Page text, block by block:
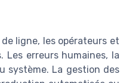
ligne, les opérateurs et
erreurs humaines, la
système. La gestion des